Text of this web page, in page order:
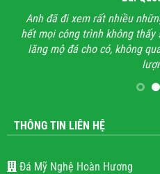
Anh đã đi xem rất nhiều
hết mọi công trình không thấy
lăng mộ đá cho có, không
THÔNG TIN LIÊN HỆ
Đá Mỹ Nghệ Hoàn Hương